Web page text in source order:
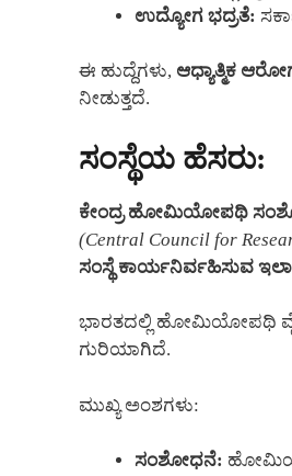
ಉದ್ಯೋಗ ಭದ್ರತೆ:
ಈ ಹುದ್ದೆಗಳು, ಆಧ್ಯಾತ್ಮಿಕ ಆರೋಗ್ಯ
ನೀಡುತ್ತದೆ.
ಸಂಸ್ಥೆಯ ಹೆಸರು:
ಕೇಂದ್ರ ಹೋಮಿಯೋಪಥಿ
(Central Council for
ಸಂಸ್ಥೆ ಕಾರ್ಯನಿರ್ವಹಿಸುವ
ಭಾರತದಲ್ಲಿ ಹೋಮಿಯೋಪಥಿ
ಗುರಿಯಾಗಿದೆ.
ಮುಖ್ಯ ಅಂಶಗಳು:
ಸಂಶೋಧನೆ: